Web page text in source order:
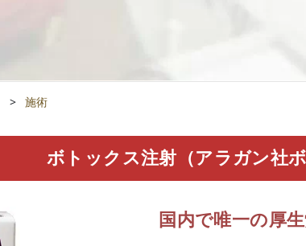
> 施術
ボトックス注射（アラガン社
国内で唯一の厚